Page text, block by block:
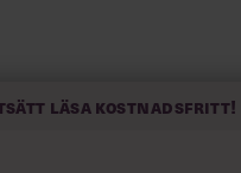
i dig som kommer
läsa kostnadsfritt!